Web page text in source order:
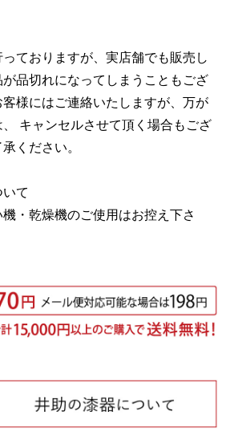
ておりますが、実店舗でも販売し
品切れになってしまうこともござ
様にはご連絡いたしますが、万が
キャンセルさせて頂く場合もござ
ください。
いて
・乾燥機のご使用はお控え下さ